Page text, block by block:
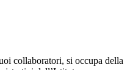
collaboratori, si occupa della